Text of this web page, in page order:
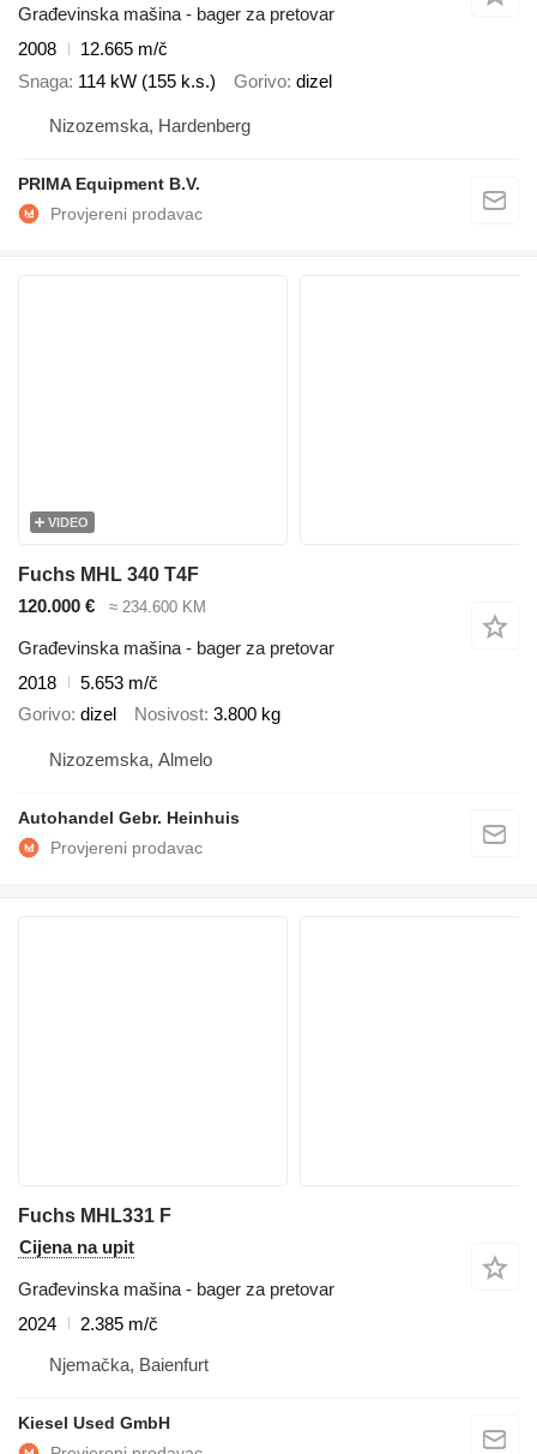
Građevinska mašina - bager za pretovar
2008
12.665 m/č
Snaga 114 kW (155 k.s.) Gorivo dizel
Nizozemska, Hardenberg
PRIMA Equipment B.V.
VIDEO
Fuchs MHL 340 T4F
120.000 €
≈ 234.600 KM
Građevinska mašina - bager za pretovar
2018
5.653 m/č
Gorivo dizel Nosivost 3.800 kg
Nizozemska, Almelo
Autohandel Gebr. Heinhuis
Fuchs MHL331 F
Cijena na upit
Građevinska mašina - bager za pretovar
2024
2.385 m/č
Njemačka, Baienfurt
Kiesel Used GmbH